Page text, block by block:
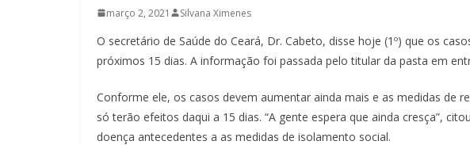
março 2, 2021 Silvana Ximenes
O secretário de Saúde do Ceará, Dr. Cabeto, disse hoje (1º) que os
próximos 15 dias. A informação foi passada pelo titular da pasta em
Conforme ele, os casos devem aumentar ainda mais e as medidas de
só terão efeitos daqui a 15 dias. “A gente espera que ainda cresça”,
doença antecedentes a as medidas de isolamento social.